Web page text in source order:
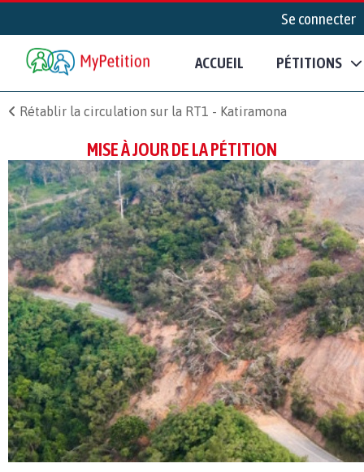
Se connecter
ACCUEIL PÉTITIONS
Rétablir la circulation sur la RT1 - Katiramona
MISE À JOUR DE LA PÉTITION